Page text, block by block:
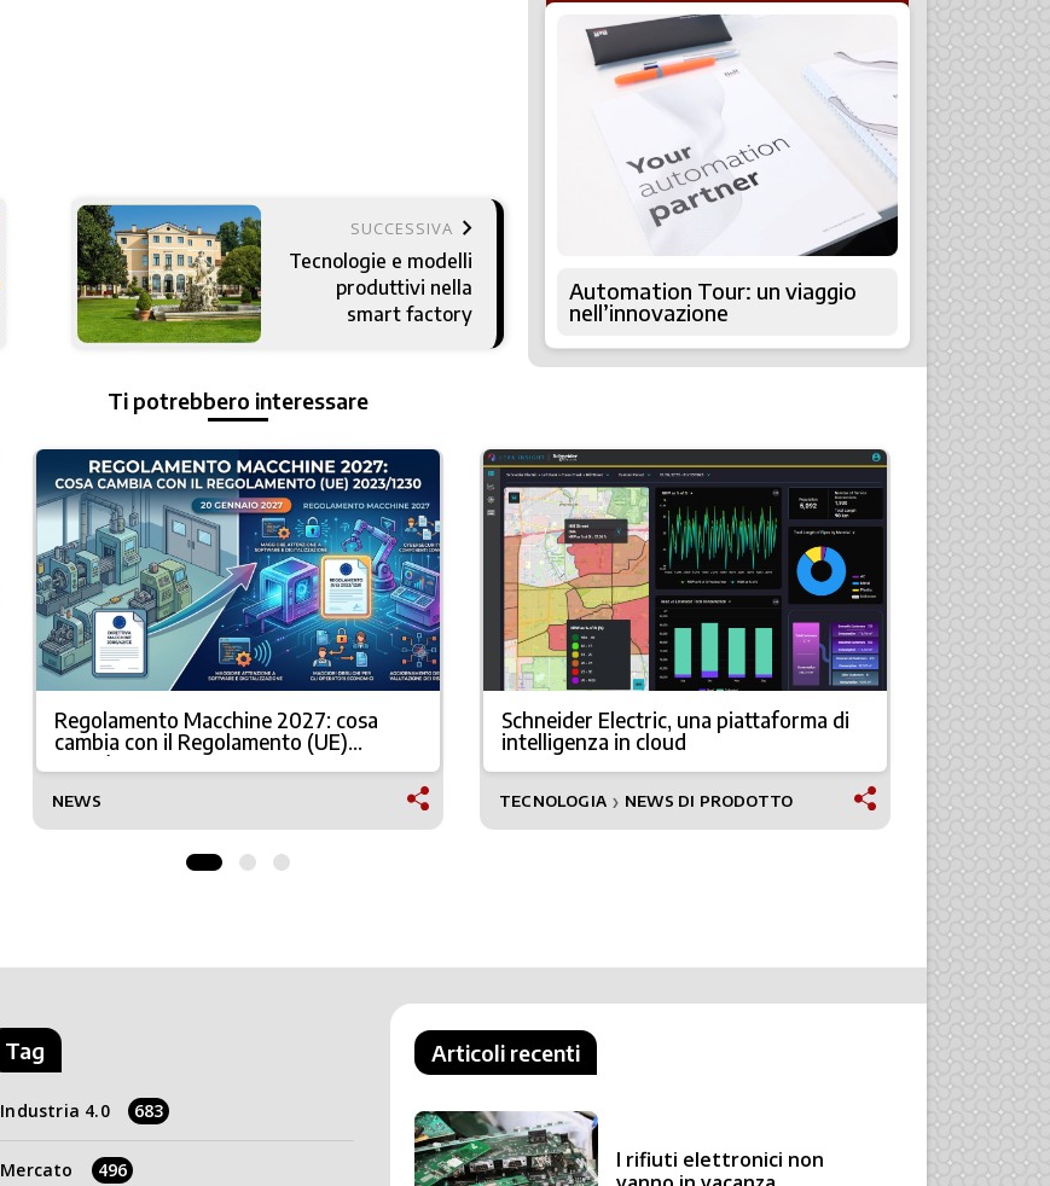
SUCCESSIVA keyboard_arrow_right
Tecnologie e modelli
produttivi nella
smart factory
Automation Tour: un viaggio
nell’innovazione
Ti potrebbero interessare
Regolamento Macchine 2027: cosa
cambia con il Regolamento (UE)
2023/1230
NEWS
Schneider Electric, una piattaforma di
intelligenza in cloud
TECNOLOGIA ❯ NEWS DI PRODOTTO
il nuovo
NEWS
Tag
Industria 4.0 683
Mercato 496
Articoli recenti
I rifiuti elettronici non